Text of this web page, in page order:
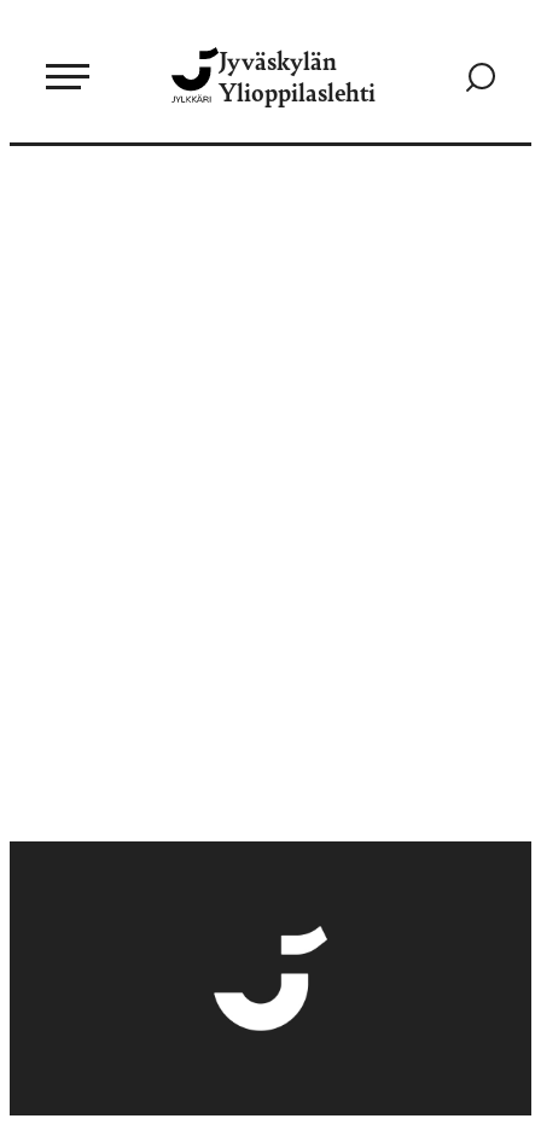
sisältöön
Jyväskylän
Ylioppilaslehti
Siirry